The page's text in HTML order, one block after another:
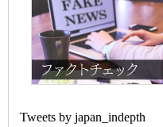
Tweets by japan_indepth